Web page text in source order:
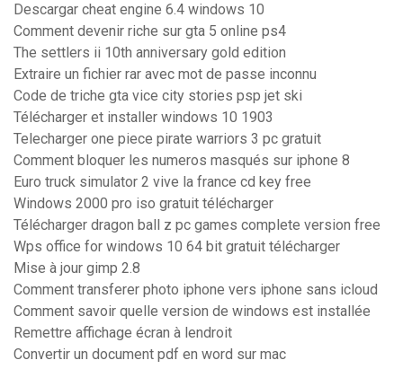
Descargar cheat engine 6.4 windows 10
Comment devenir riche sur gta 5 online ps4
The settlers ii 10th anniversary gold edition
Extraire un fichier rar avec mot de passe inconnu
Code de triche gta vice city stories psp jet ski
Télécharger et installer windows 10 1903
Telecharger one piece pirate warriors 3 pc gratuit
Comment bloquer les numeros masqués sur iphone 8
Euro truck simulator 2 vive la france cd key free
Windows 2000 pro iso gratuit télécharger
Télécharger dragon ball z pc games complete version free
Wps office for windows 10 64 bit gratuit télécharger
Mise à jour gimp 2.8
Comment transferer photo iphone vers iphone sans icloud
Comment savoir quelle version de windows est installée
Remettre affichage écran à lendroit
Convertir un document pdf en word sur mac